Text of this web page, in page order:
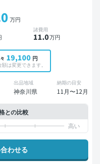
万円
諸費用
11.0万円
19,100 円
額は変更できます。
出品地域
神奈川県
納期の目安
11月〜12月
との比較
わせる